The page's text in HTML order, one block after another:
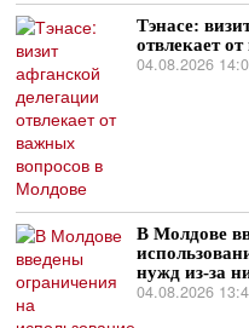
Тэнасе:
отвлекает
04.08.2026
В Молдове
нужд из-за
04.08.2026